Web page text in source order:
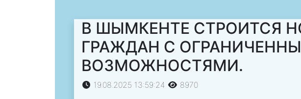
В ШЫМКЕНТЕ СТРОИТСЯ
ГРАЖДАН С
ВОЗМОЖНОСТЯМИ.
19.08.2025 13:59:24 8970